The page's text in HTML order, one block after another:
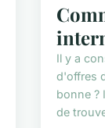
Il y a
d'offres
bonne ?
de